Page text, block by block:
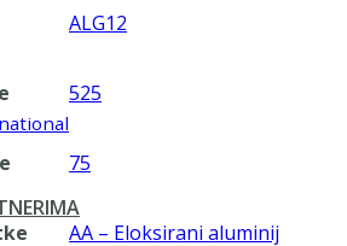
ALG12
525
75
AA – Eloksirani aluminij